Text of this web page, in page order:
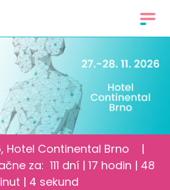
Hotel Continental Brno |
za: 111 dní | 17 hodin | 48
| 4 sekund